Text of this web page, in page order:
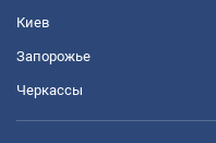
Киев
Запорожье
Черкассы